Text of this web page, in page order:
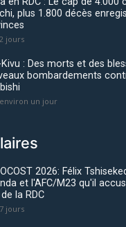
plus 1.800 décès
jours
: Des morts et des
bombardements
un jour
2026: Félix
et l'AFC/M23 qu'il
de la RDC
jours